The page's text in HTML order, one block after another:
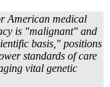
American medical
is "malignant" and
basis," positions
standards of care
vital genetic